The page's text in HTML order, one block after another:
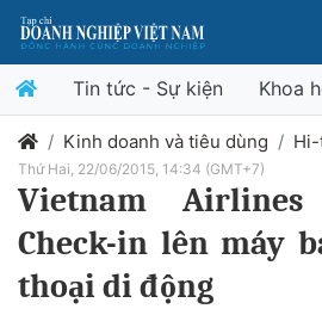
Tin tức - Sự kiện Khoa
Kinh doanh và tiêu dùng
Thứ Hai, 22/06/2015, 14:34 (GMT+7)
Vietnam
Check-in lên máy
thoại di động